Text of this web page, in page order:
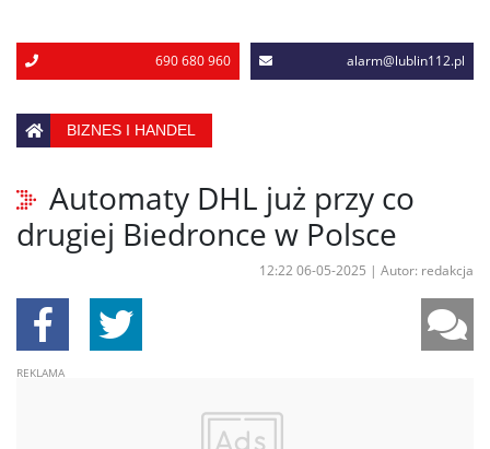
690 680 960 alarm@lublin112.pl
BIZNES I HANDEL
Automaty DHL już przy co
drugiej Biedronce w Polsce
12:22 06-05-2025 | Autor: redakcja